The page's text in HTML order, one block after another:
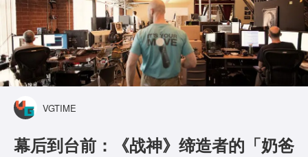
地图攻略
VGTIME
幕后到台前：《战神》缔造者的「奶爸